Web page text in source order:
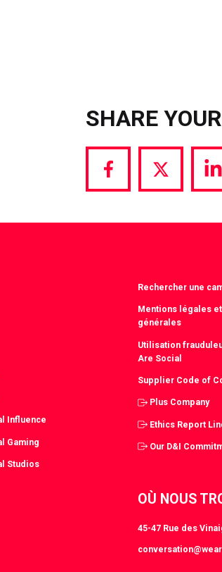
SHARE
Share
Facebook
Share
Twitter
Influence
Gaming
Studios
Rechercher une
Mentions légales
générales
Utilisation
Are Social
Supplier Code of
Plus Company
Ethics Report
Our D&I
OÙ NOUS
45-47 Rue des